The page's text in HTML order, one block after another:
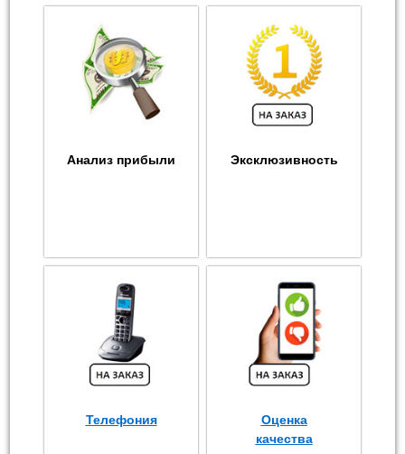
Анализ прибыли Эксклюзивность
Телефония
Оценка
качества